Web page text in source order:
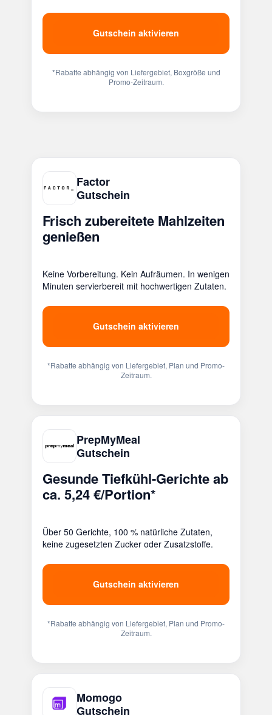
Gutschein aktivieren
*Rabatte abhängig von Liefergebiet, Boxgröße und
Promo-Zeitraum.
Factor
Gutschein
Frisch zubereitete Mahlzeiten
genießen
Keine Vorbereitung. Kein Aufräumen. In wenigen
Minuten servierbereit mit hochwertigen Zutaten.
Gutschein aktivieren
*Rabatte abhängig von Liefergebiet, Plan und Promo-
Zeitraum.
PrepMyMeal
Gutschein
Gesunde Tiefkühl-Gerichte ab
ca. 5,24 €/Portion*
Über 50 Gerichte, 100 % natürliche Zutaten,
keine zugesetzten Zucker oder Zusatzstoffe.
Gutschein aktivieren
*Rabatte abhängig von Liefergebiet, Plan und Promo-
Zeitraum.
Momogo
Gutschein